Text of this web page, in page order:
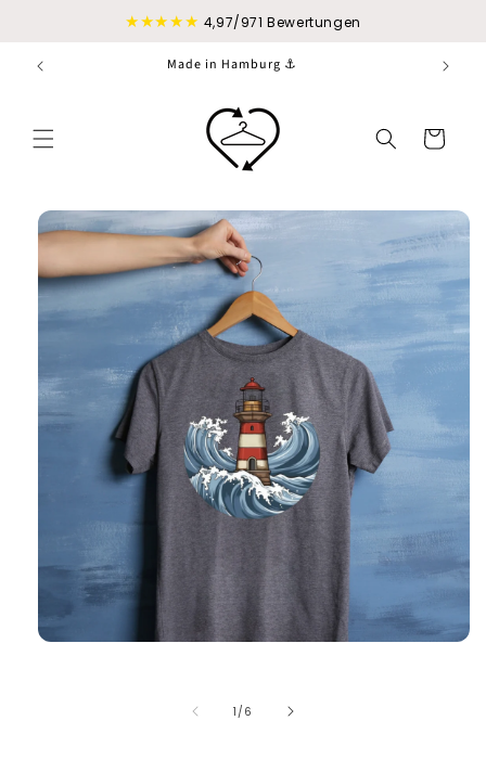
★★★★★ 4,97/971 Bewertungen
Made in Hamburg ⚓
Warenkorb
1 /von
6